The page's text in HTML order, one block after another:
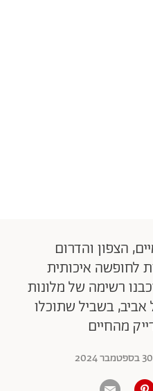
הצפון והדרום
לחופשה איכותית
רשימה של מלונות
אביב, בשביל שתוכלו
מהחיים
30 בספטמבר 2024